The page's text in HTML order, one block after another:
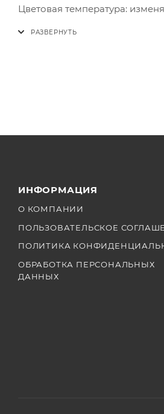
Цветовая температура:
ИНФОРМАЦИЯ
О КОМПАНИИ
ПОЛЬЗОВАТЕЛЬСКОЕ
ПОЛИТИКА
ОБРАБОТКА ПЕРСОНАЛЬНЫХ
ДАННЫХ